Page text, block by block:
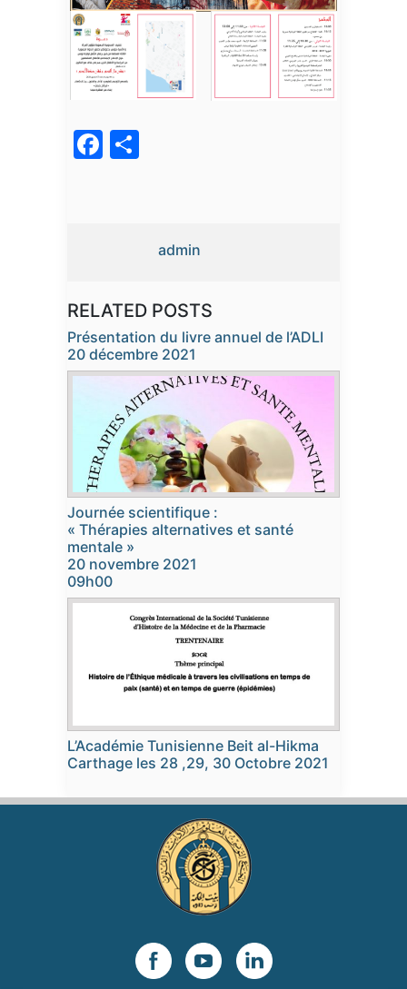
Facebook
admin
RELATED POSTS
Présentation du livre annuel de l’ADLI
20 décembre 2021
Journée scientifique :
« Thérapies alternatives et santé
mentale »
20 novembre 2021
09h00
L’Académie Tunisienne Beit al-Hikma
Carthage les 28 ,29, 30 Octobre 2021